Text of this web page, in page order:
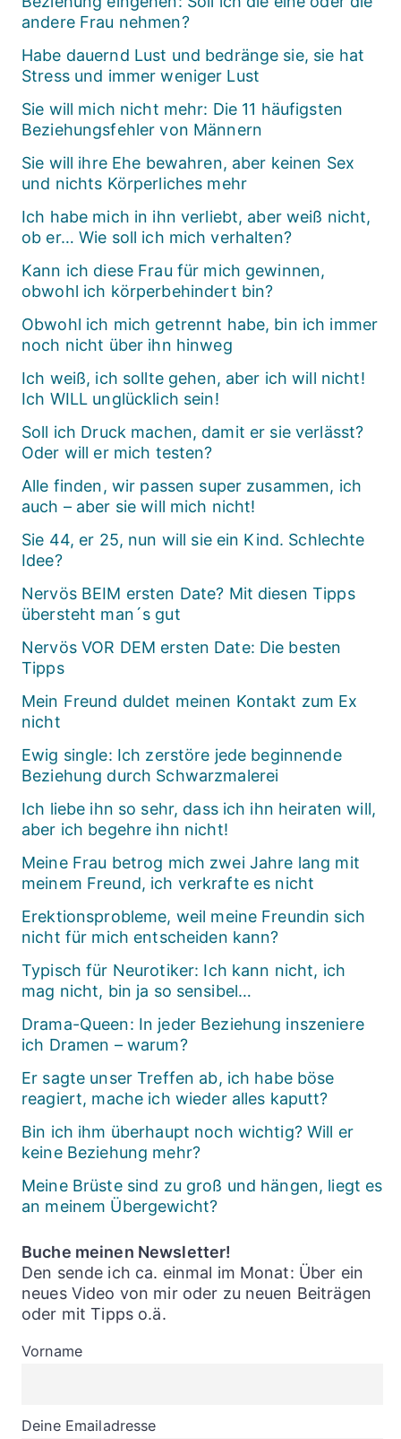
andere Frau nehmen?
Habe dauernd Lust und bedränge sie, sie hat
Stress und immer weniger Lust
Sie will mich nicht mehr: Die 11 häufigsten
Beziehungsfehler von Männern
Sie will ihre Ehe bewahren, aber keinen Sex
und nichts Körperliches mehr
Ich habe mich in ihn verliebt, aber weiß nicht,
ob er… Wie soll ich mich verhalten?
Kann ich diese Frau für mich gewinnen,
obwohl ich körperbehindert bin?
Obwohl ich mich getrennt habe, bin ich immer
noch nicht über ihn hinweg
Ich weiß, ich sollte gehen, aber ich will nicht!
Ich WILL unglücklich sein!
Soll ich Druck machen, damit er sie verlässt?
Oder will er mich testen?
Alle finden, wir passen super zusammen, ich
auch – aber sie will mich nicht!
Sie 44, er 25, nun will sie ein Kind. Schlechte
Idee?
Nervös BEIM ersten Date? Mit diesen Tipps
übersteht man´s gut
Nervös VOR DEM ersten Date: Die besten
Tipps
Mein Freund duldet meinen Kontakt zum Ex
nicht
Ewig single: Ich zerstöre jede beginnende
Beziehung durch Schwarzmalerei
Ich liebe ihn so sehr, dass ich ihn heiraten will,
aber ich begehre ihn nicht!
Meine Frau betrog mich zwei Jahre lang mit
meinem Freund, ich verkrafte es nicht
Erektionsprobleme, weil meine Freundin sich
nicht für mich entscheiden kann?
Typisch für Neurotiker: Ich kann nicht, ich
mag nicht, bin ja so sensibel…
Drama-Queen: In jeder Beziehung inszeniere
ich Dramen – warum?
Er sagte unser Treffen ab, ich habe böse
reagiert, mache ich wieder alles kaputt?
Bin ich ihm überhaupt noch wichtig? Will er
keine Beziehung mehr?
Meine Brüste sind zu groß und hängen, liegt es
an meinem Übergewicht?
Buche meinen Newsletter!
Den sende ich ca. einmal im Monat: Über ein
neues Video von mir oder zu neuen Beiträgen
oder mit Tipps o.ä.
Vorname
Deine Emailadresse